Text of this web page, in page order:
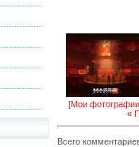
[Мои фотографии
«
Всего